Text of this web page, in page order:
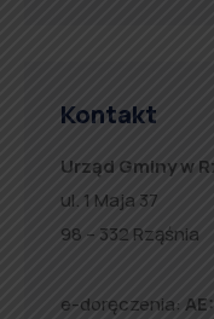
Kontakt
Urząd Gminy w
ul. 1 Maja 37
98 – 332 Rząśnia
e-doręczenia: